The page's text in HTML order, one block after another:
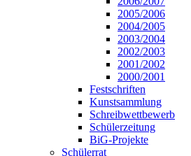
2005/2006
2004/2005
2003/2004
2002/2003
2001/2002
2000/2001
Festschriften
Kunstsammlung
Schreibwettbewerb
Schülerzeitung
BiG-Projekte
Schülerrat